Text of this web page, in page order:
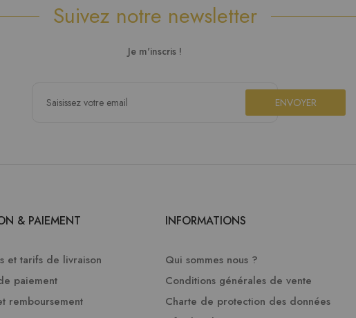
Suivez notre newsletter
Je m'inscris !
ENVOYER
& PAIEMENT
et tarifs de livraison
paiement
remboursement
INFORMATIONS
Qui sommes nous ?
Conditions générales de vente
Charte de protection des données